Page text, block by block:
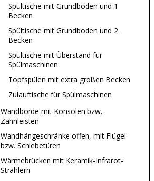
Spültische mit Grundboden und 1
Becken
Spültische mit Grundboden und 2
Becken
Spültische mit Überstand für
Spülmaschinen
Topfspülen mit extra großen Becken
Zulauftische für Spülmaschinen
Wandborde mit Konsolen bzw.
Zahnleisten
Wandhängeschränke offen, mit Flügel-
bzw. Schiebetüren
Wärmebrücken mit Keramik-Infrarot-
Strahlern